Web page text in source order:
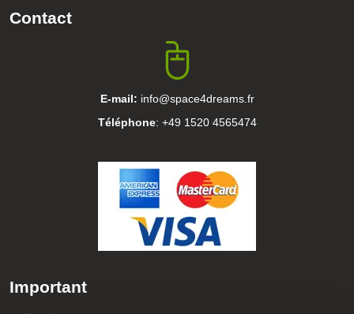
Contact
E-mail: info@space4dreams.fr
Téléphone: +49 1520 4565474
Important